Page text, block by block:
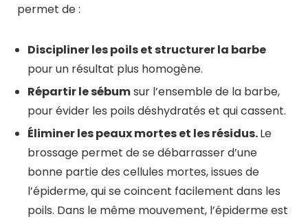
permet de :
Discipliner les poils et structurer la barbe
pour un résultat plus homogène.
Répartir le sébumsur l’ensemble de la barbe,
pour évider les poils déshydratés et qui cassent.
Éliminer les peaux mortes et les résidus.Le
brossage permet de se débarrasser d’une
bonne partie des cellules mortes, issues de
l’épiderme, qui se coincent facilement dans les
poils. Dans le même mouvement, l’épiderme est